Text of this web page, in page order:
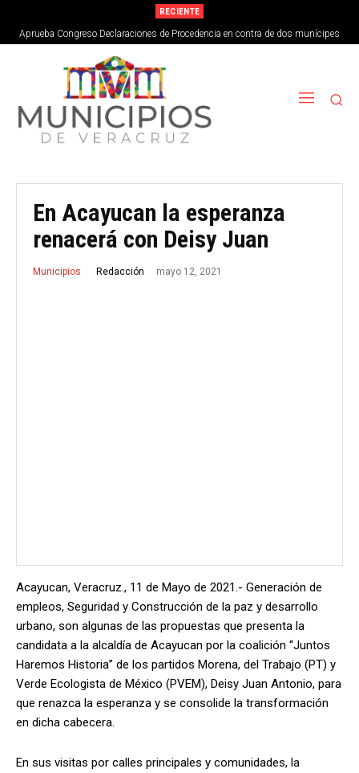
RECIENTE
Aprueba Congreso Declaraciones de Procedencia en contra de dos munícipes
En Acayucan la esperanza
renacerá con Deisy Juan
Municipios Redacción mayo 12, 2021
Acayucan, Veracruz., 11 de Mayo de 2021.- Generación de
empleos, Seguridad y Construcción de la paz y desarrollo
urbano, son algunas de las propuestas que presenta la
candidata a la alcaldía de Acayucan por la coalición “Juntos
Haremos Historia” de los partidos Morena, del Trabajo (PT) y
Verde Ecologista de México (PVEM), Deisy Juan Antonio, para
que renazca la esperanza y se consolide la transformación
en dicha cabecera.
En sus visitas por calles principales y comunidades, la